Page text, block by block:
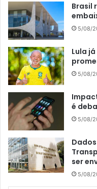
Brasil
5/08/
Lula
5/08/
é
5/08/
ser
5/08/